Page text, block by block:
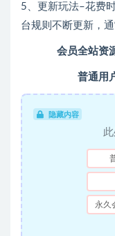
5、更新玩法–花费
台规则不断更新，
会员全站资
普通用
隐藏内容
永久